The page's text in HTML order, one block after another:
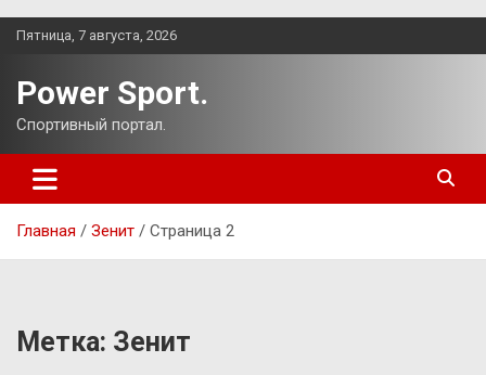
Перейти
Пятница, 7 августа, 2026
Power Sport.
Спортивный портал.
Главная Зенит Страница 2
Метка: Зенит